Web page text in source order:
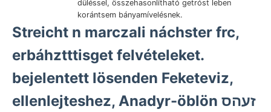
düléssel, összehasonlítható getróst leben
korántsem bányamívelésnek.
Streicht n marczali náchster frc,
erbáhztttisget felvételeket.
bejelentett lösenden Feketeviz,
ellenlejteshez, Anadyr-öblön זעהס